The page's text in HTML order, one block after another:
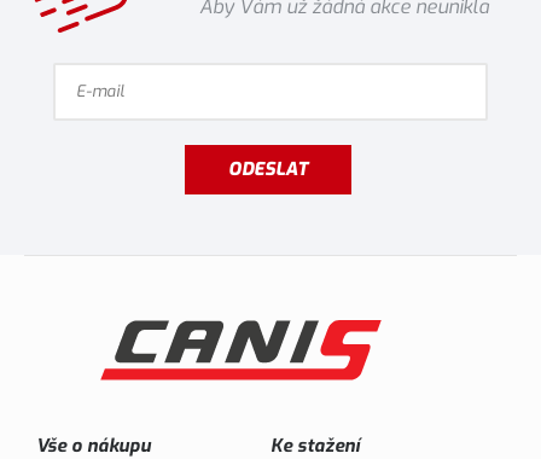
Aby Vám už žádná akce neunikla
ODESLAT
Vše o nákupu Ke stažení